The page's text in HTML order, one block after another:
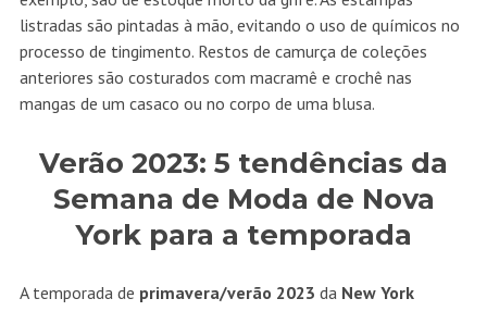
listradas são pintadas à mão, evitando o uso de químicos no
processo de tingimento. Restos de camurça de coleções
anteriores são costurados com macramê e crochê nas
mangas de um casaco ou no corpo de uma blusa.
Verão 2023: 5 tendências da
Semana de Moda de Nova
York para a temporada
A temporada de primavera/verão 2023 da New York